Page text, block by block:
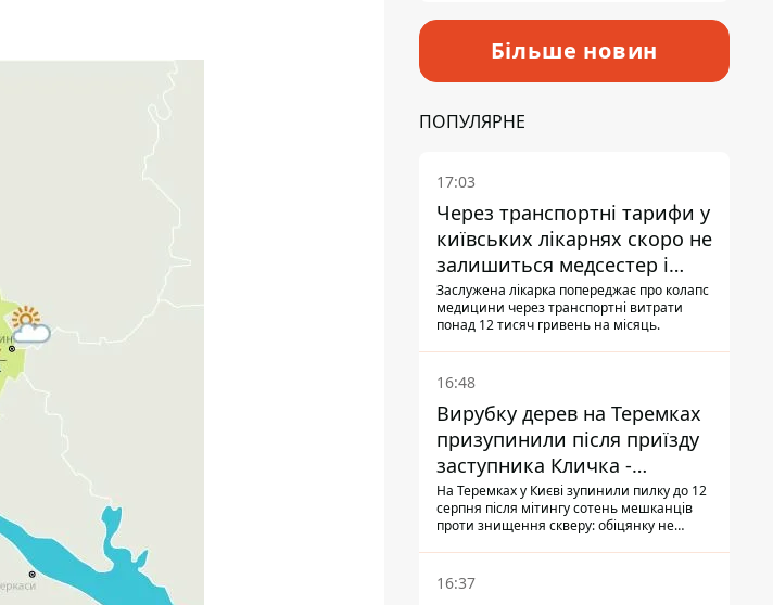
Більше новин
ПОПУЛЯРНЕ
17:03
Через транспортні тарифи у
київських лікарнях скоро не
залишиться медсестер і
санітарок - професор
Голубовська
Заслужена лікарка попереджає про колапс
медицини через транспортні витрати
понад 12 тисяч гривень на місяць.
16:48
Вирубку дерев на Теремках
призупинили після приїзду
заступника Кличка -
почався діалог
На Теремках у Києві зупинили пилку до 12
серпня після мітингу сотень мешканців
проти знищення скверу: обіцянку не
прибув налагодити комунікацію
16:37